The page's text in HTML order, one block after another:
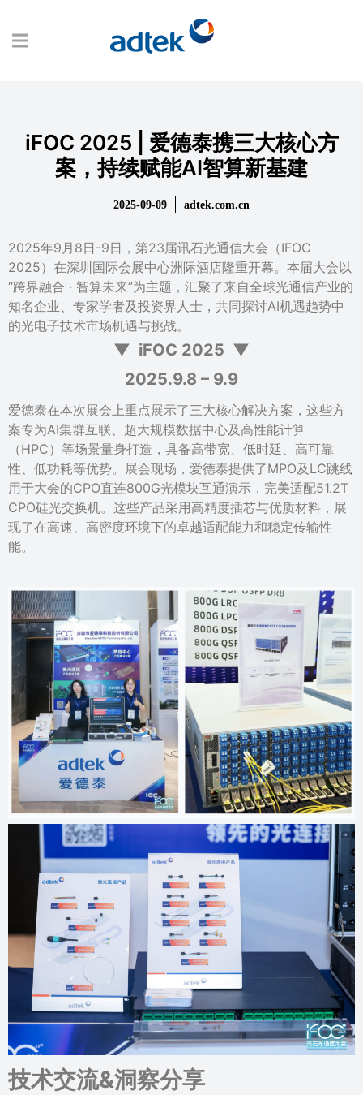
iFOC 2025 | 爱德泰携三大核心方
案，持续赋能AI智算新基建
2025-09-09 adtek.com.cn
2025年9月8日-9日，第23届讯石光通信大会（IFOC
2025）在深圳国际会展中心洲际酒店隆重开幕。本届大会以
“跨界融合 · 智算未来”为主题，汇聚了来自全球光通信产业的
知名企业、专家学者及投资界人士，共同探讨AI机遇趋势中
的光电子技术市场机遇与挑战。
▼ iFOC 2025 ▼
2025.9.8 – 9.9
爱德泰在本次展会上重点展示了三大核心解决方案，这些方
案专为AI集群互联、超大规模数据中心及高性能计算
（HPC）等场景量身打造，具备高带宽、低时延、高可靠
性、低功耗等优势。展会现场，爱德泰提供了MPO及LC跳线
用于大会的CPO直连800G光模块互通演示，完美适配51.2T
CPO硅光交换机。这些产品采用高精度插芯与优质材料，展
现了在高速、高密度环境下的卓越适配能力和稳定传输性
能。
技术交流&洞察分享